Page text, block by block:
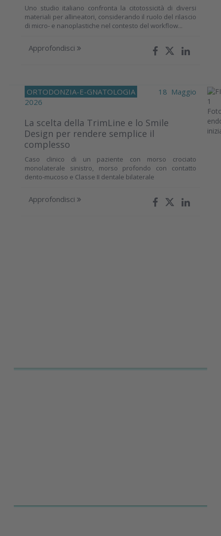
Uno studio italiano confronta la citotossicità di diversi
materiali per allineatori, considerando il ruolo del rilascio
di micro‑ e nanoplastiche nel contesto del workflow...
Approfondisci
ORTODONZIA-E-GNATOLOGIA
18 Maggio
2026
La scelta della TrimLine e lo Smile
Design per rendere semplice il
complesso
Caso clinico di un paziente con morso crociato
monolaterale sinistro, morso profondo con contatto
dento-mucoso e Classe II dentale bilaterale
Approfondisci